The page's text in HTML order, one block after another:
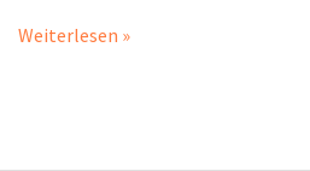
Weiterlesen »